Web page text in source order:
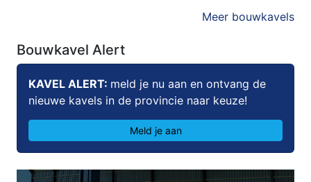
Meer bouwkavels
Bouwkavel Alert
KAVEL ALERT: meld je nu aan en ontvang de
nieuwe kavels in de provincie naar keuze!
Meld je aan